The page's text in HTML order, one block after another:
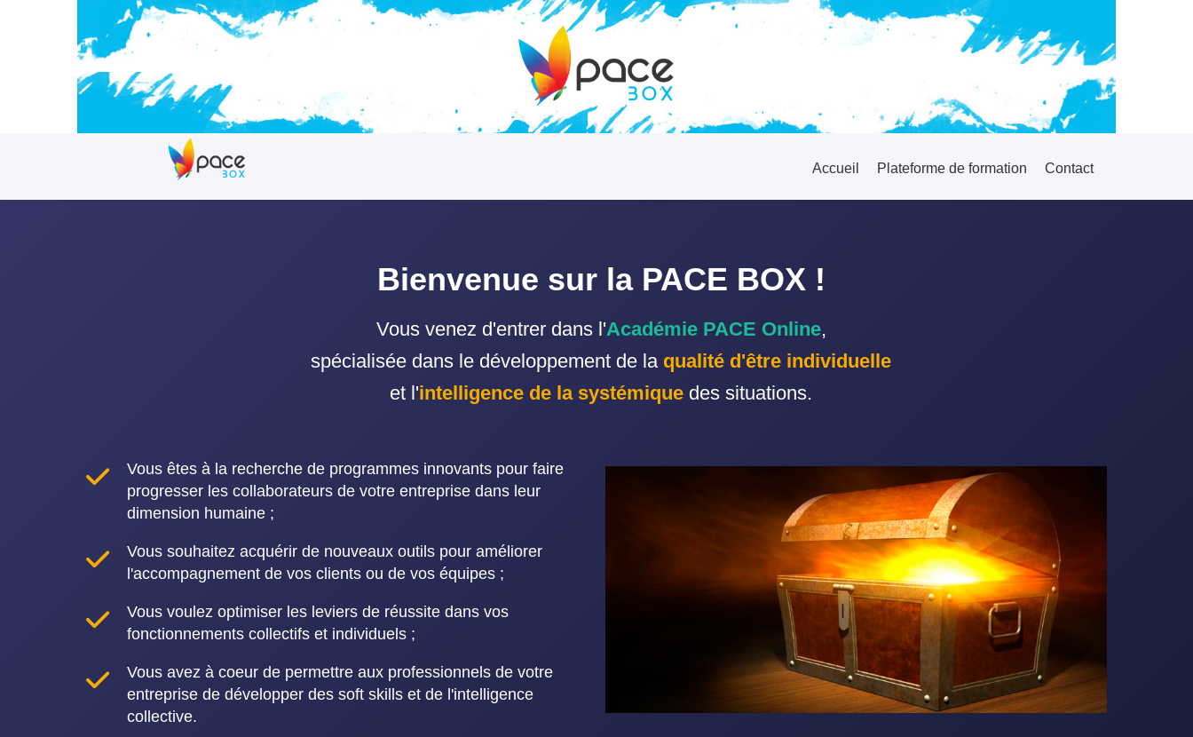
Accueil Plateforme de formation Contact
Bienvenue sur la PACE BOX !
Vous venez d'entrer dans l'Académie PACE Online,
spécialisée dans le développement de la qualité d'être individuelle
et l'intelligence de la systémique des situations.
Vous êtes à la recherche de programmes innovants pour faire
progresser les collaborateurs de votre entreprise dans leur
dimension humaine ;
Vous souhaitez acquérir de nouveaux outils pour améliorer
l'accompagnement de vos clients ou de vos équipes ;
Vous voulez optimiser les leviers de réussite dans vos
fonctionnements collectifs et individuels ;
Vous avez à coeur de permettre aux professionnels de votre
entreprise de développer des soft skills et de l'intelligence
collective.